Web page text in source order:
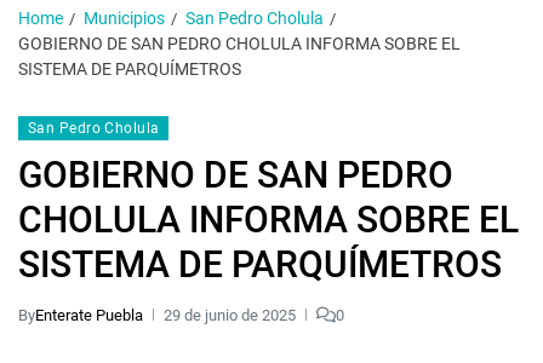
Home Municipios
San Pedro Cholula
GOBIERNO DE SAN PEDRO CHOLULA INFORMA SOBRE EL
SISTEMA DE PARQUÍMETROS
San Pedro Cholula
GOBIERNO DE SAN PEDRO
CHOLULA INFORMA SOBRE EL
SISTEMA DE PARQUÍMETROS
ByEnterate Puebla 29 de junio de 2025 0